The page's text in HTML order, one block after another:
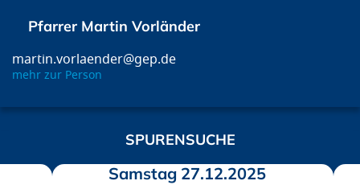
Pfarrer Martin Vorländer
martin.vorlaender@gep.de
mehr zur Person
SPURENSUCHE
Samstag 27.12.2025